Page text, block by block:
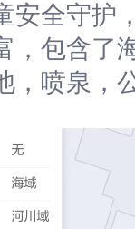
安全守护
，包含了
，喷泉，